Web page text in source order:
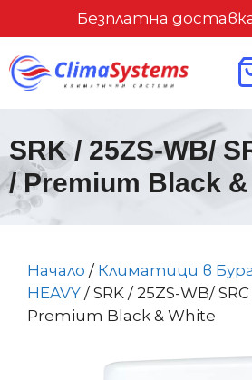
съдържанието
Безплатна
SRK / 25ZS-WB/
/ Premium Black
Начало / Климатици в
HEAVY / SRK / 25ZS-WB/
Premium Black & White